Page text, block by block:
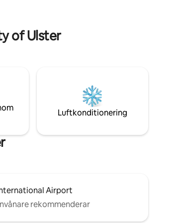
of Ulster
Luftkonditionering
Airport
rekommenderar